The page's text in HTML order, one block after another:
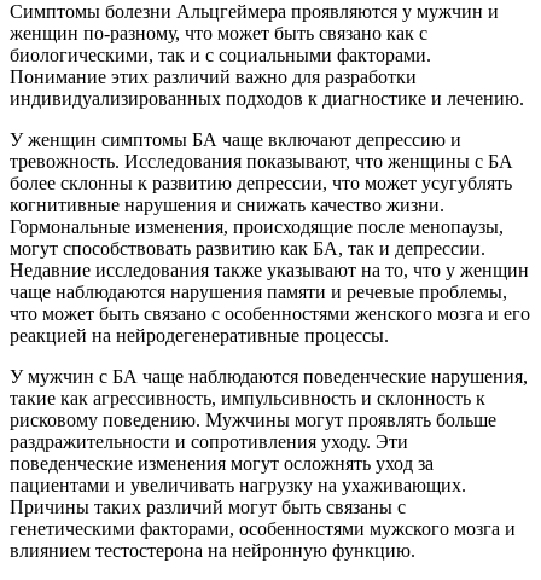
Симптомы болезни Альцгеймера проявляются у мужчин и
женщин по-разному, что может быть связано как с
биологическими, так и с социальными факторами.
Понимание этих различий важно для разработки
индивидуализированных подходов к диагностике и лечению.
У женщин симптомы БА чаще включают депрессию и
тревожность. Исследования показывают, что женщины с БА
более склонны к развитию депрессии, что может усугублять
когнитивные нарушения и снижать качество жизни.
Гормональные изменения, происходящие после менопаузы,
могут способствовать развитию как БА, так и депрессии.
Недавние исследования также указывают на то, что у женщин
чаще наблюдаются нарушения памяти и речевые проблемы,
что может быть связано с особенностями женского мозга и его
реакцией на нейродегенеративные процессы.
У мужчин с БА чаще наблюдаются поведенческие нарушения,
такие как агрессивность, импульсивность и склонность к
рисковому поведению. Мужчины могут проявлять больше
раздражительности и сопротивления уходу. Эти
поведенческие изменения могут осложнять уход за
пациентами и увеличивать нагрузку на ухаживающих.
Причины таких различий могут быть связаны с
генетическими факторами, особенностями мужского мозга и
влиянием тестостерона на нейронную функцию.